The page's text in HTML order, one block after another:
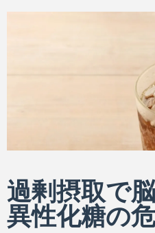
過剰摂取で
異性化糖の